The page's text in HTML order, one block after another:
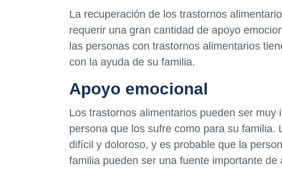
La recuperación de los trastornos
requerir una gran cantidad de apoyo
las personas con trastornos alimentarios
con la ayuda de su familia.
Apoyo emocional
Los trastornos alimentarios pueden ser
persona que los sufre como para su
difícil y doloroso, y es probable que la
familia pueden ser una fuente importante